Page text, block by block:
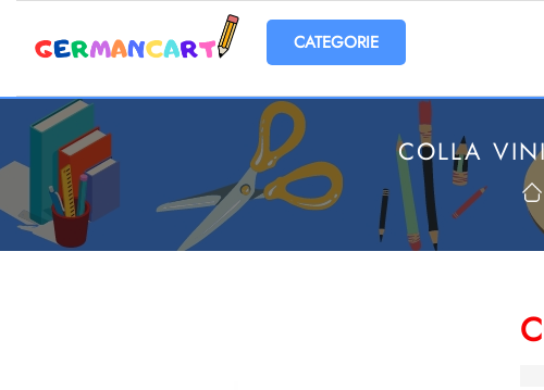
Open menu
COLLA